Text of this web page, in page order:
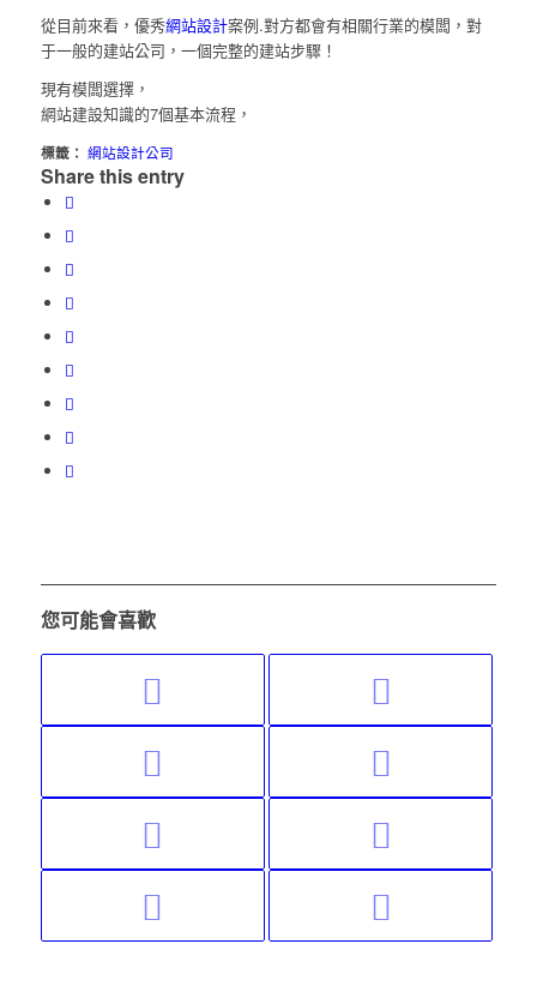
從目前來看，優秀網站設計案例.對方都會有相關行業的模闆，對
于一般的建站公司，一個完整的建站步驟！
現有模闆選擇，
網站建設知識的7個基本流程，
標籤： 網站設計公司
Share this entry
您可能會喜歡